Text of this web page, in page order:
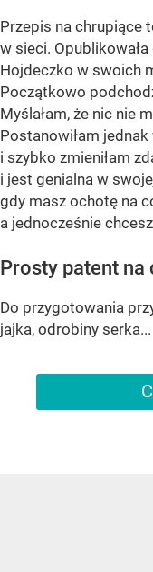
Przepis na chrupiące
w sieci.
Hojdeczko w swoich
Początkowo
Myślałam, że nic nie
Postanowiłam
i szybko zmieniłam
i jest genialna w
gdy masz ochotę na
a jednocześnie
Prosty patent na
Do przygotowania
jajka, odrobiny serka...